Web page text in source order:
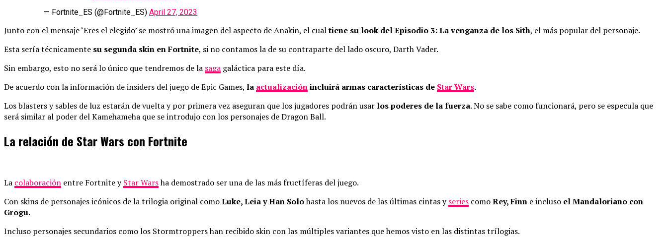
— Fortnite_ES (@Fortnite_ES) April 27, 2023
Junto con el mensaje ‘Eres el elegido’ se mostró una imagen del aspecto de Anakin, el cualtiene su look del Episodio 3: La venganza de los Sith, el más popular del personaje.
Esta sería técnicamente su segunda skin en Fortnite, si no contamos la de su contraparte del lado oscuro, Darth Vader.
Sin embargo, esto no será lo único que tendremos de la saga galáctica para este día.
De acuerdo con la información de insiders del juego de Epic Games, la actualizaciónincluirá armas características de Star Wars.
Los blasters y sables de luz estarán de vuelta y por primera vez aseguran que los jugadores podrán usar los poderes de la fuerza. No se sabe como funcionará, pero se especula que
será similar al poder del Kamehameha que se introdujo con los personajes de Dragon Ball.
La relación de Star Wars con Fortnite
La colaboración entre Fortnite yStar Warsha demostrado ser una de las más fructíferas del juego.
Con skins de personajes icónicos de la trilogia original comoLuke, Leia y Han Solohasta los nuevos de las últimas cintas yseries comoRey, Finn e incluso el Mandaloriano con
Grogu.
Incluso personajes secundarios como los Stormtroppers han recibido skin con las múltiples variantes que hemos visto en las distintas trílogias.